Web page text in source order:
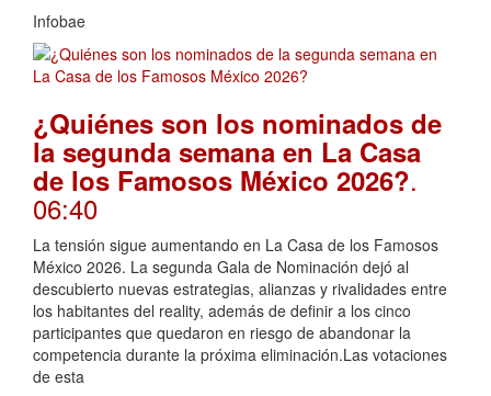
Infobae
¿Quiénes son los nominados de
la segunda semana en La Casa
de los Famosos México 2026?.
06:40
La tensión sigue aumentando en La Casa de los Famosos
México 2026. La segunda Gala de Nominación dejó al
descubierto nuevas estrategias, alianzas y rivalidades entre
los habitantes del reality, además de definir a los cinco
participantes que quedaron en riesgo de abandonar la
competencia durante la próxima eliminación.Las votaciones
de esta